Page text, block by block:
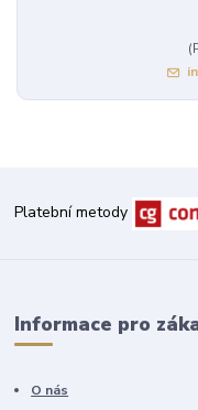
Platební metody
Informace pro
O nás